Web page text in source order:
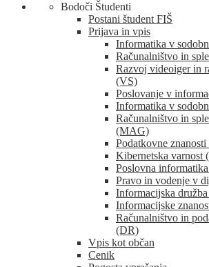
Bodoči Študenti
Postani študent FIŠ
Prijava in vpis
Informatika v
Računalništvo in
Razvoj videoiger in
(VS)
Poslovanje v
Informatika v
Računalništvo in
(MAG)
Podatkovne
Kibernetska varnost
Poslovna
Pravo in vodenje v
Informacijska
Informacijske
Računalništvo in
(DR)
Vpis kot občan
Cenik